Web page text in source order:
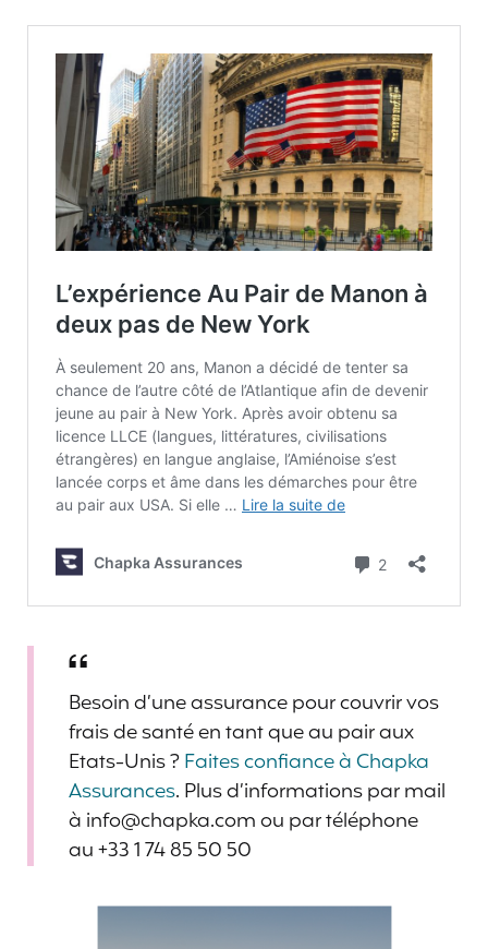
Besoin d’une assurance pour couvrir vos
frais de santé en tant que au pair aux
Etats-Unis ?Faites confiance à Chapka
Assurances. Plus d’informations par mail
à info@chapka.com ou par téléphone
au +33 1 74 85 50 50